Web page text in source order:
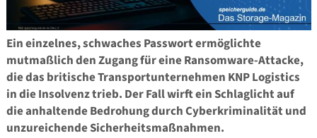
Ein einzelnes, schwaches Passwort ermöglichte
mutmaßlich den Zugang für eine Ransomware-Attacke,
die das britische Transportunternehmen KNP Logistics
in die Insolvenz trieb. Der Fall wirft ein Schlaglicht auf
die anhaltende Bedrohung durch Cyberkriminalität und
unzureichende Sicherheitsmaßnahmen.